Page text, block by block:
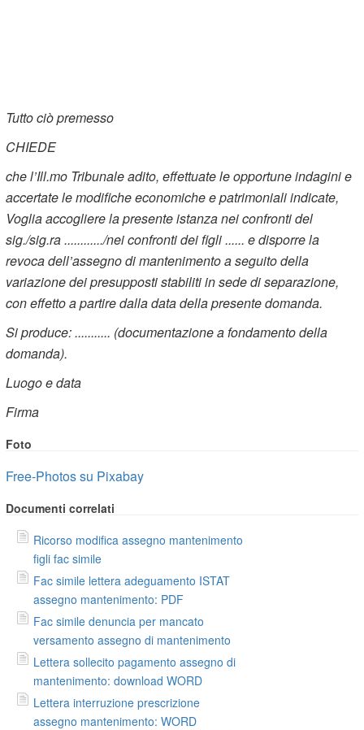
Tutto ciò premesso
CHIEDE
che l’Ill.mo Tribunale adito, effettuate le opportune indagini e
accertate le modifiche economiche e patrimoniali indicate,
Voglia accogliere la presente istanza nei confronti del
sig./sig.ra ............/nei confronti dei figli ...... e disporre la
revoca dell’assegno di mantenimento a seguito della
variazione dei presupposti stabiliti in sede di separazione,
con effetto a partire dalla data della presente domanda.
Si produce: ........... (documentazione a fondamento della
domanda).
Luogo e data
Firma
Foto
Free-Photos su Pixabay
Documenti correlati
Ricorso modifica assegno mantenimento
figli fac simile
Fac simile lettera adeguamento ISTAT
assegno mantenimento: PDF
Fac simile denuncia per mancato
versamento assegno di mantenimento
Lettera sollecito pagamento assegno di
mantenimento: download WORD
Lettera interruzione prescrizione
assegno mantenimento: WORD